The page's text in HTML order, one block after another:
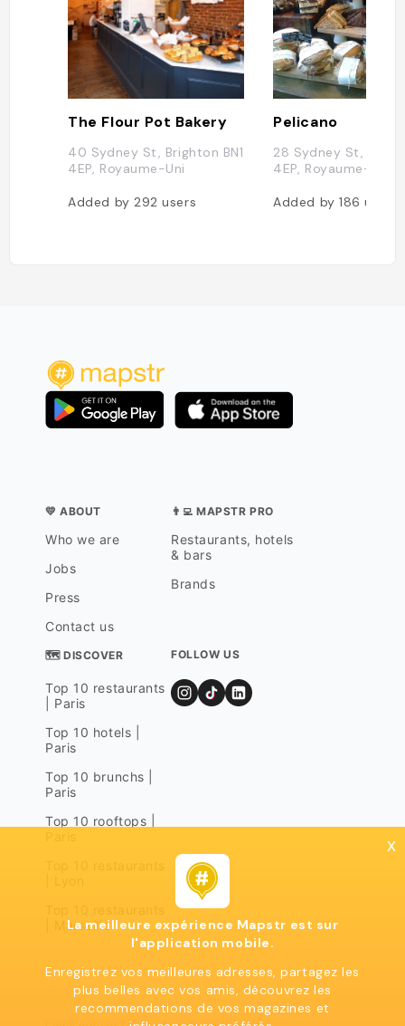
The Flour Pot Bakery
40 Sydney St, Brighton BN1
4EP, Royaume-Uni
Added by 292users
Pelicano
28 Sydney St,
4EP, Royaume-Uni
Added by186users
💛 ABOUT
Who we are
Jobs
Press
Contact us
👨‍💻 MAPSTR PRO
Restaurants, hotels
& bars
Brands
🗺 DISCOVER
Top 10 restaurants
| Paris
Top 10 hotels |
Paris
Top 10 brunchs |
Paris
Top 10 rooftops |
| Marseille
FOLLOW US
x
La meilleure expérience Mapstr est sur
l'application mobile.
Enregistrez vos meilleures adresses, partagez les
plus belles avec vos amis, découvrez les
recommendations de vos magazines et